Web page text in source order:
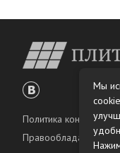
Политика
Правообладателям
Мы